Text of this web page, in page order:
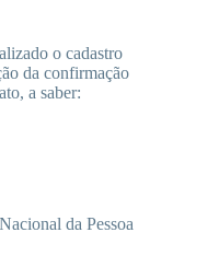
o cadastro
da confirmação
a saber:
da Pessoa